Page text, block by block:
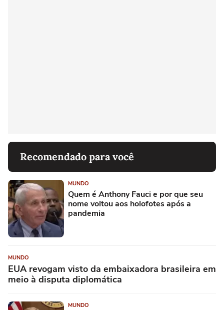
Recomendado para você
MUNDO
Quem é Anthony Fauci e por que seu
nome voltou aos holofotes após a
pandemia
MUNDO
EUA revogam visto da embaixadora brasileira em
meio à disputa diplomática
MUNDO